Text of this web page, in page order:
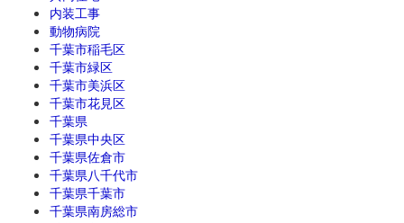
内装工事
動物病院
千葉市稲毛区
千葉市緑区
千葉市美浜区
千葉市花見区
千葉県
千葉県中央区
千葉県佐倉市
千葉県八千代市
千葉県千葉市
千葉県南房総市